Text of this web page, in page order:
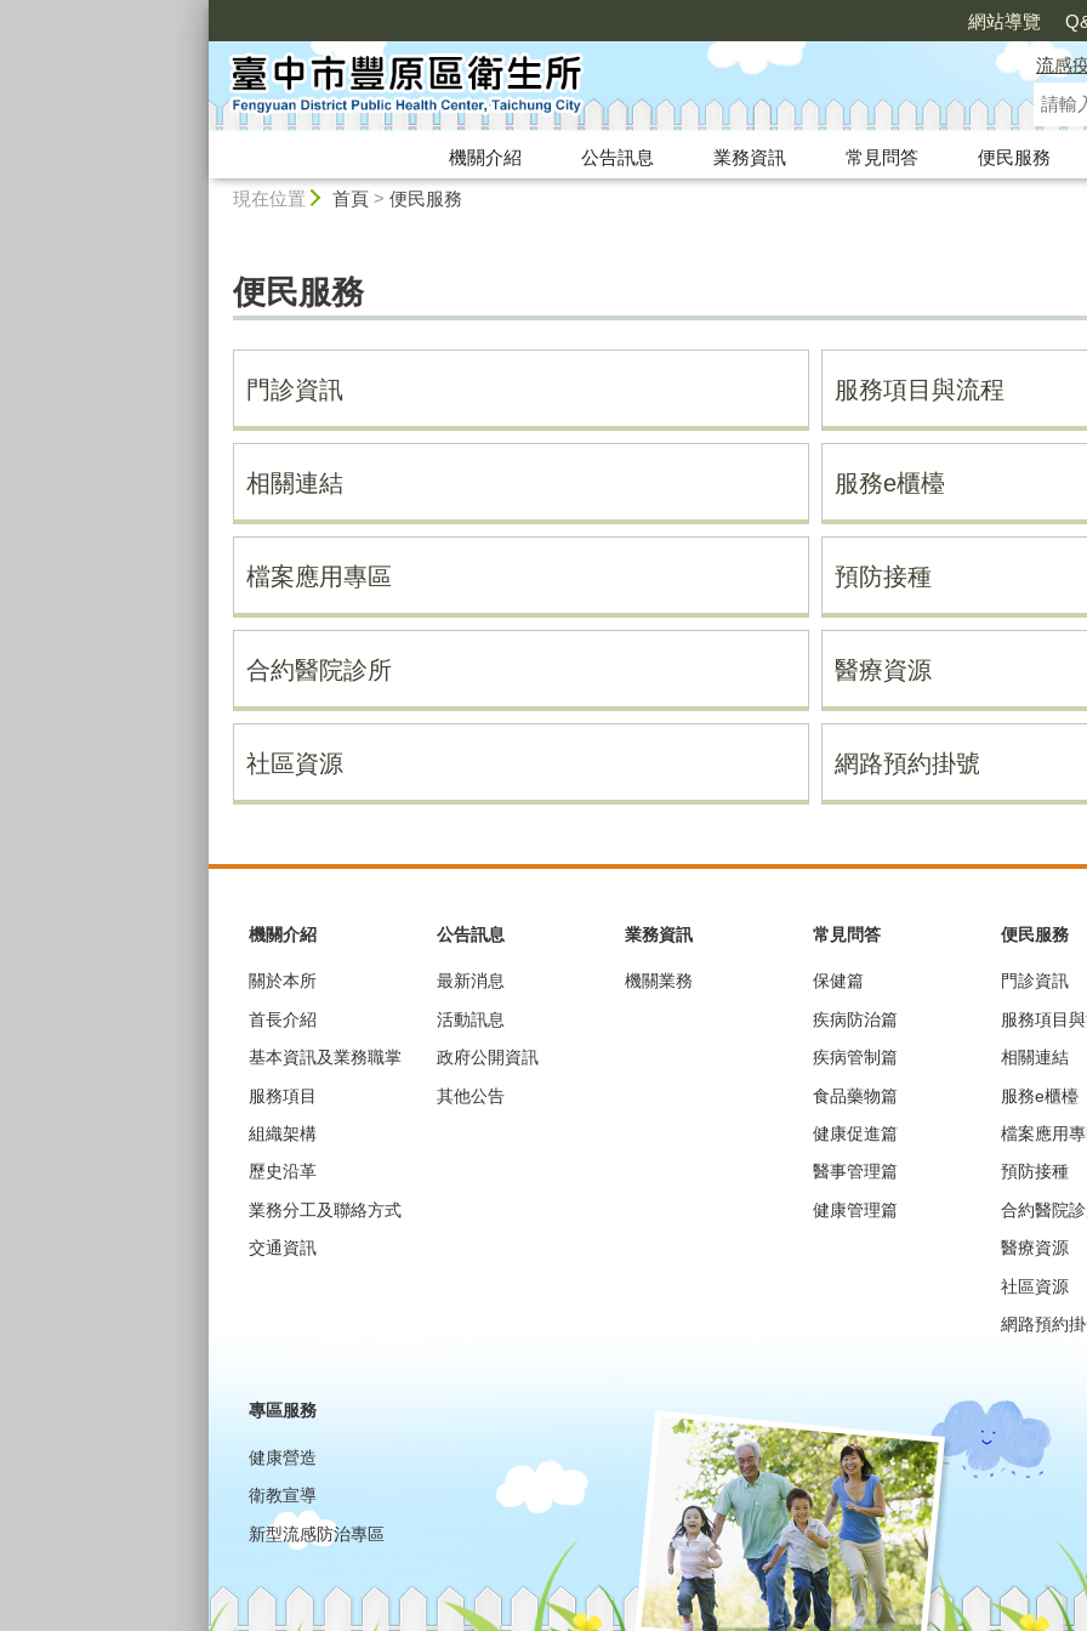
網站導覽
流感
機關介紹 公告訊息 業務資訊 常見問答
便民服務
現在位置 首頁> 便民服務
便民服務
門診資訊 服務項目與流程
相關連結 服務e櫃檯
檔案應用專區 預防接種
合約醫院診所 醫療資源
社區資源 網路預約掛號
機關介紹
關於本所
首長介紹
基本資訊及業務職掌
服務項目
組織架構
歷史沿革
業務分工及聯絡方式
交通資訊
公告訊息
最新消息
活動訊息
政府公開資訊
其他公告
業務資訊
機關業務
常見問答
保健篇
疾病防治篇
疾病管制篇
食品藥物篇
健康促進篇
醫事管理篇
健康管理篇
便民服務
門診資訊
服務項目
相關連結
服務e櫃檯
檔案應用
預防接種
合約醫院
醫療資源
社區資源
網路預約
專區服務
健康營造
衛教宣導
新型流感防治專區